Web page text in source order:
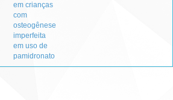
em crianças
com
osteogênese
imperfeita
em uso de
pamidronato